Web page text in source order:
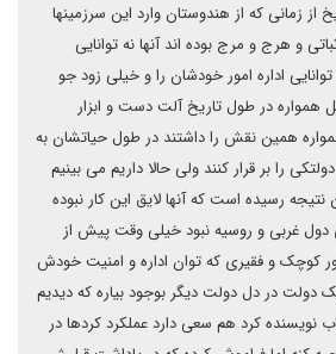
از زمانی که از هندوستان وارد این سرزمینها
و هرج و مرج بوده اند آنها نه توانایی
اداره امور خودشان را و خیلی زود جو
همواره در طول تاریخ آلت دست و ابزار
همین نقش را داشتند در طول حیاتشان به
را بر قرار کنند ولی حالا داریم می بینیم
رسیده است که آنها لایق این کار نبوده
دول غربی و روسیه نبود خیلی وقت پیش از
کوچک و فقیری که توان اداره و امنیت خودش
دولت در دل دولت دیگر بوجود بیاره که دیدیم
نویسنده کرد هم سعی دارد عملکرد کردها در